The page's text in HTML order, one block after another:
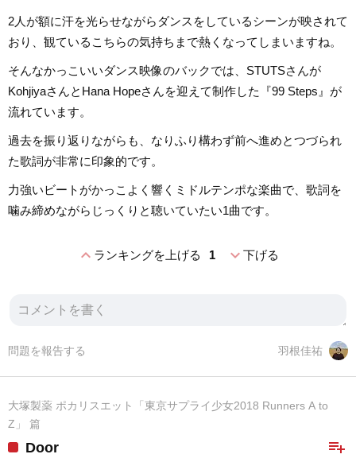
2人が額に汗を光らせながらダンスをしているシーンが映されて
おり、観ているこちらの気持ちまで熱くなってしまいますね。
そんなかっこいいダンス映像のバックでは、STUTSさんが
KohjiyaさんとHana Hopeさんを迎えて制作した『99 Steps』が
流れています。
過去を振り返りながらも、なりふり構わず前へ進めとつづられ
た歌詞が非常に印象的です。
力強いビートがかっこよく響くミドルテンポな楽曲で、歌詞を
噛み締めながらじっくりと聴いていたい1曲です。
expand_lessランキングを上げる 1 expand_more下げる
羽根佳祐
問題を報告する
大塚製薬 ポカリスエット「東京サプライ少女2018 Runners A to
Z」 篇
playlist_add
Door